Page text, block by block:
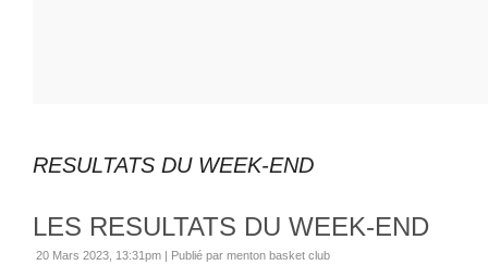
RESULTATS DU WEEK-END
LES RESULTATS DU WEEK-END
20 Mars 2023, 13:31pm | Publié par menton basket club